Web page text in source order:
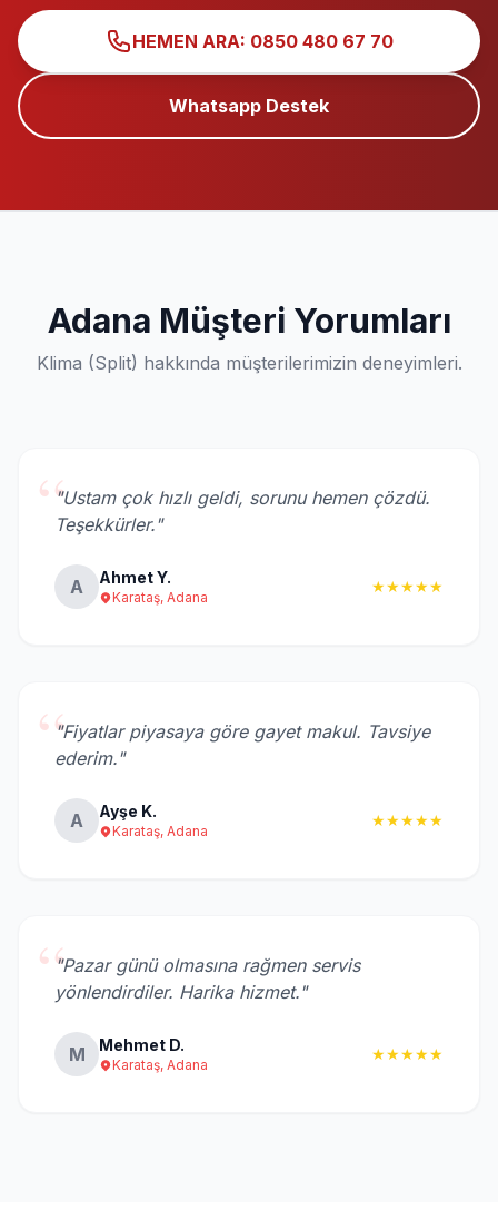
HEMEN ARA: 0850 480 67 70
Whatsapp Destek
Adana Müşteri Yorumları
Klima (Split) hakkında müşterilerimizin deneyimleri.
“"Ustam çok hızlı geldi, sorunu hemen çözdü.
Teşekkürler."
A Ahmet Y.
Karataş, Adana
★★★★★
“"Fiyatlar piyasaya göre gayet makul. Tavsiye
ederim."
A Ayşe K.
Karataş, Adana
★★★★★
“"Pazar günü olmasına rağmen servis
yönlendirdiler. Harika hizmet."
M Mehmet D.
Karataş, Adana
★★★★★